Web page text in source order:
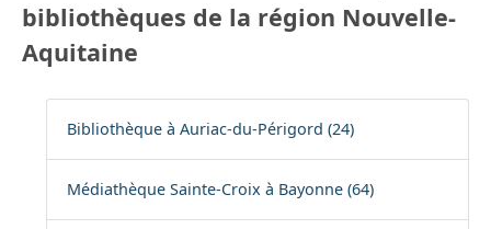
bibliothèques de la région Nouvelle-
Aquitaine
Bibliothèque à Auriac-du-Périgord (24)
Médiathèque Sainte-Croix à Bayonne (64)